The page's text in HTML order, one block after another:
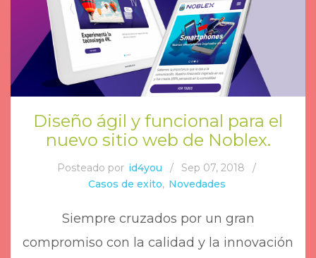
Diseño ágil y funcional para el
nuevo sitio web de Noblex.
Posteado por id4you / Sep 07, 2018
/
Casos de exito, Novedades
Siempre cruzados por un gran
compromiso con la calidad y la innovación